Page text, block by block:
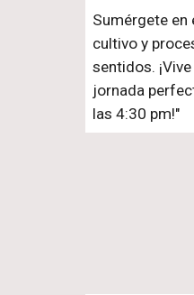
Sumérgete en
cultivo y
sentidos.
jornada
las 4:30 pm!"